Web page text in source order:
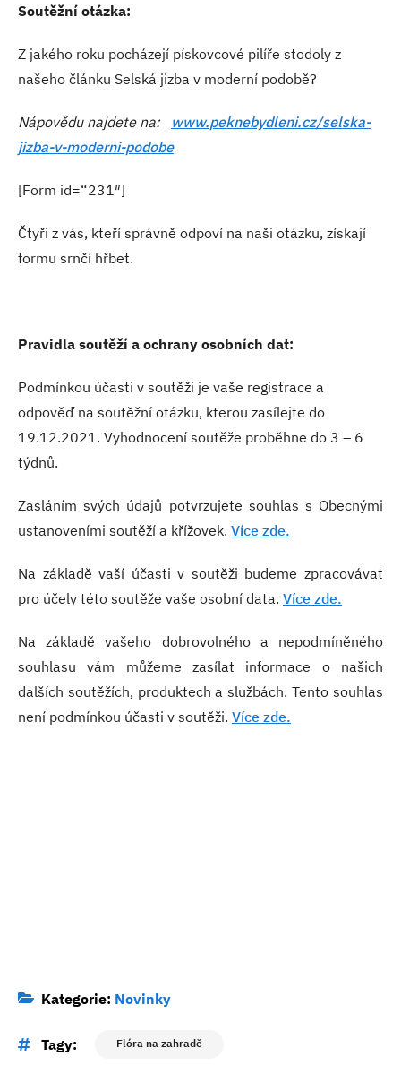
Soutěžní otázka:
Z jakého roku pocházejí pískovcové pilíře stodoly z
našeho článku Selská jizba v moderní podobě?
Nápovědu najdete na: www.peknebydleni.cz/selska-
jizba-v-moderni-podobe
[Form id=“231″]
Čtyři z vás, kteří správně odpoví na naši otázku, získají
formu srnčí hřbet.
Pravidla soutěží a ochrany osobních dat:
Podmínkou účasti v soutěži je vaše registrace a
odpověď na soutěžní otázku, kterou zasílejte do
19.12.2021. Vyhodnocení soutěže proběhne do 3 – 6
týdnů.
Zasláním svých údajů potvrzujete souhlas s Obecnými
ustanoveními soutěží a křížovek. Více zde.
Na základě vaší účasti v soutěži budeme zpracovávat
pro účely této soutěže vaše osobní data. Více zde.
Na základě vašeho dobrovolného a nepodmíněného
souhlasu vám můžeme zasílat informace o našich
dalších soutěžích, produktech a službách. Tento souhlas
není podmínkou účasti v soutěži. Více zde.
Kategorie: Novinky
Tagy: Flóra na zahradě